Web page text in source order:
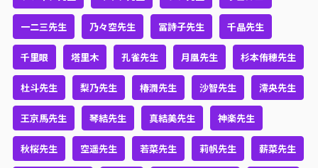
一二三先生 乃々空先生 冨詩子先生 千晶先生
千里眼 塔里木 孔雀先生 月凰先生 杉本侑穂先生
杜斗先生 梨乃先生 椿潤先生 沙智先生 澪央先生
王京馬先生 琴結先生 真結美先生 神楽先生
秋桜先生 空遥先生 若菜先生 莉帆先生 薪菜先生